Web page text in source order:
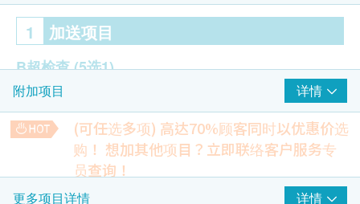
结论：该体检服务以高性价比、一站式流程、专业团队与舒适环
境为特点，适合忙碌的上班族、家庭及企业团体等追求便捷、透
明与高品质体检的客群。若您重视清晰解读、快捷报告与多样化
计画，此服务是值得考虑的长期选择。
此部分内容由AI自动生成，可能包含错误或不完整之处，请审慎参考。
Chan
德国宝Ultra Slim负离子速干风筒 (原价$1,280)
1 加送项目
B超检查(5选1)
前列腺
甲状腺
乳房
盆腔 (子宫/卵巢/膀胱)
颈动脉
附加项目 详情
(可任选多项) 高达70%顾客同时以优惠价选
购！ 想加其他项目？立即联络客户服务专
员查询！
【特别优惠】人类乳头状瘤病毒基因分型(43种)
更多项目详情 详情